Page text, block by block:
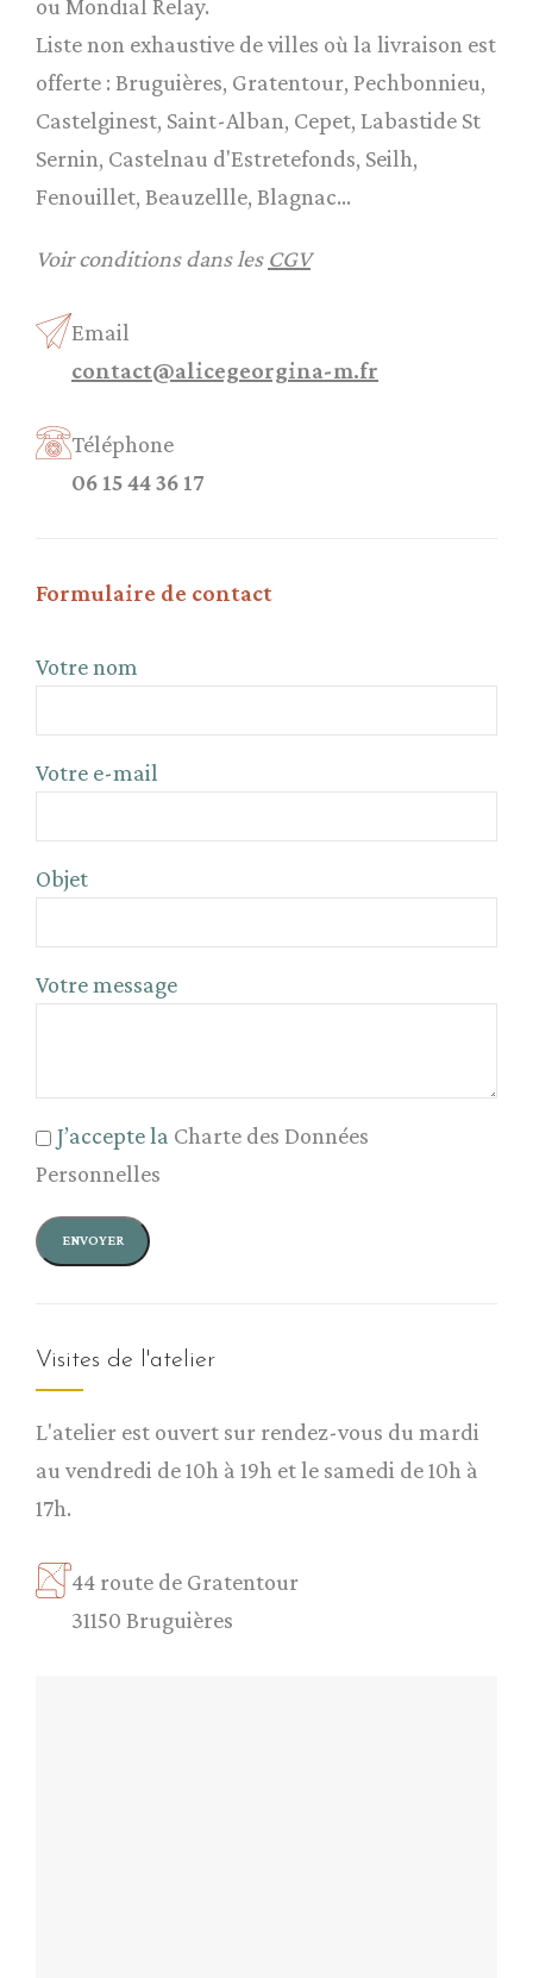
ou Mondial Relay.
Liste non exhaustive de villes où la livraison est
offerte : Bruguières, Gratentour, Pechbonnieu,
Castelginest, Saint-Alban, Cepet, Labastide St
Sernin, Castelnau d'Estretefonds, Seilh,
Fenouillet, Beauzellle, Blagnac...
Voir conditions dans les CGV
Email
contact@alicegeorgina-m.fr
Téléphone
06 15 44 36 17
Formulaire de contact
Votre nom
Votre e-mail
Objet
Votre message
J’accepte la Charte des Données
Personnelles
Visites de l'atelier
L'atelier est ouvert sur rendez-vous du mardi
au vendredi de 10h à 19h et le samedi de 10h à
17h.
44 route de Gratentour
31150 Bruguières